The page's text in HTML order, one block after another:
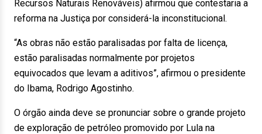
Recursos Naturais Renováveis) afirmou que contestaria a
reforma na Justiça por considerá-la inconstitucional.
“As obras não estão paralisadas por falta de licença,
estão paralisadas normalmente por projetos
equivocados que levam a aditivos”, afirmou o presidente
do Ibama, Rodrigo Agostinho.
O órgão ainda deve se pronunciar sobre o grande projeto
de exploração de petróleo promovido por Lula na